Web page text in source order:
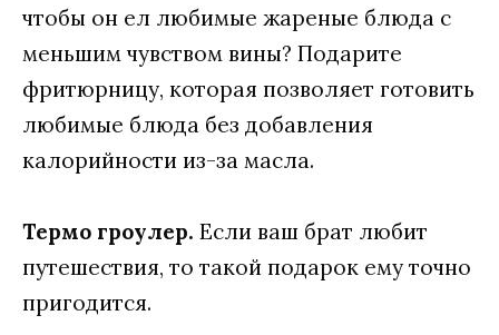
чтобы он ел любимые жареные блюда с
меньшим чувством вины? Подарите
фритюрницу, которая позволяет готовить
любимые блюда без добавления
калорийности из-за масла.
Термо гроулер. Если ваш брат любит
путешествия, то такой подарок ему точно
пригодится.